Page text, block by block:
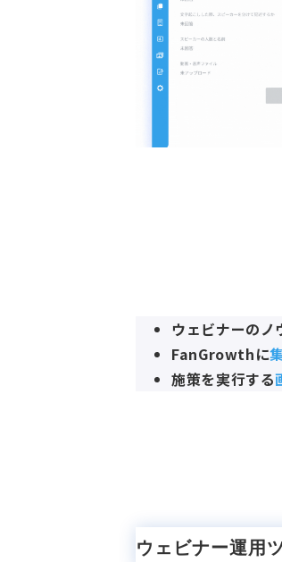
ウェビナーのノ
FanGrowthに
施策を実行する
ウェビナー運用